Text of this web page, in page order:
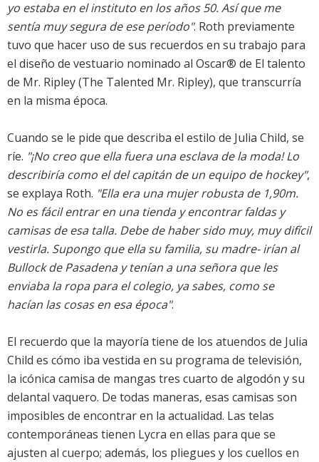
yo estaba en el instituto en los años 50. Así que me
sentía muy segura de ese período". Roth previamente
tuvo que hacer uso de sus recuerdos en su trabajo para
el diseño de vestuario nominado al Oscar® de El talento
de Mr. Ripley (The Talented Mr. Ripley), que transcurría
en la misma época.
Cuando se le pide que describa el estilo de Julia Child, se
ríe. "¡No creo que ella fuera una esclava de la moda! Lo
describiría como el del capitán de un equipo de hockey",
se explaya Roth. "Ella era una mujer robusta de 1,90m.
No es fácil entrar en una tienda y encontrar faldas y
camisas de esa talla. Debe de haber sido muy, muy difícil
vestirla. Supongo que ella su familia, su madre- irían al
Bullock de Pasadena y tenían a una señora que les
enviaba la ropa para el colegio, ya sabes, como se
hacían las cosas en esa época".
El recuerdo que la mayoría tiene de los atuendos de Julia
Child es cómo iba vestida en su programa de televisión,
la icónica camisa de mangas tres cuarto de algodón y su
delantal vaquero. De todas maneras, esas camisas son
imposibles de encontrar en la actualidad. Las telas
contemporáneas tienen Lycra en ellas para que se
ajusten al cuerpo; además, los pliegues y los cuellos en